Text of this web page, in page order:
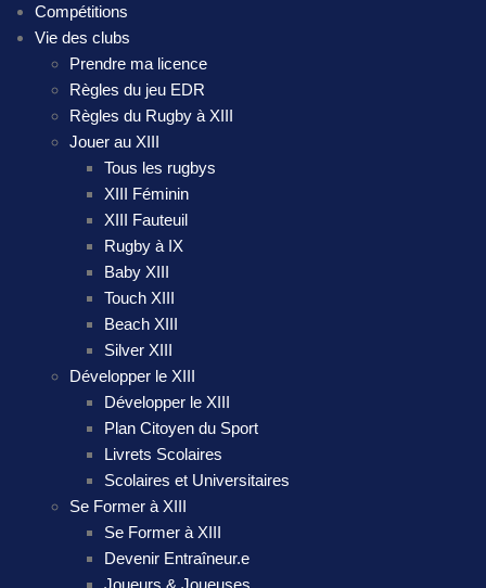
Compétitions
Vie des clubs
Prendre ma licence
Règles du jeu EDR
Règles du Rugby à XIII
Jouer au XIII
Tous les rugbys
XIII Féminin
XIII Fauteuil
Rugby à IX
Baby XIII
Touch XIII
Beach XIII
Silver XIII
Développer le XIII
Développer le XIII
Plan Citoyen du Sport
Livrets Scolaires
Scolaires et Universitaires
Se Former à XIII
Se Former à XIII
Devenir Entraîneur.e